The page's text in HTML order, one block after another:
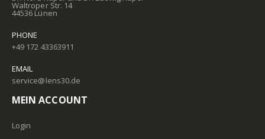
Waltroper Str. 14
44536 Lünen
PHONE
+49 172 43363911
EMAIL
service@lens30.de
MEIN ACCOUNT
Login